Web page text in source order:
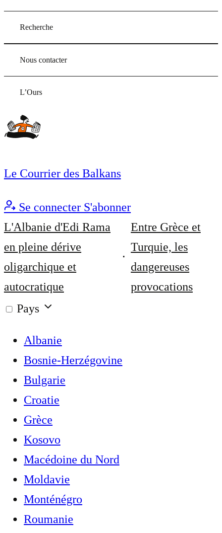
Recherche
Nous contacter
L’Ours
Le Courrier des Balkans
Se connecter S'abonner
L'Albanie d'Edi Rama
en pleine dérive
oligarchique et
autocratique
Entre Grèce et
Turquie, les
dangereuses
provocations
Pays
Albanie
Bosnie-Herzégovine
Bulgarie
Croatie
Grèce
Kosovo
Macédoine du Nord
Moldavie
Monténégro
Roumanie